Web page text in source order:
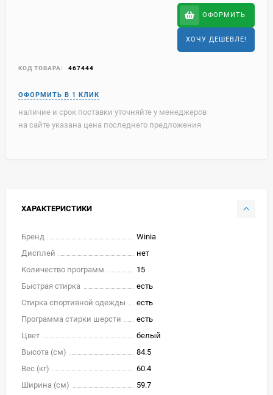
ОФОРМИТЬ
ХОЧУ ДЕШЕВЛЕ!
КОД ТОВАРА: 467444
наличие и срок поставки уточняйте у менеджеров
на сайте указана цена последнего предложения
ХАРАКТЕРИСТИКИ
Бренд
Winia
Дисплей
нет
Количество программ
15
Быстрая стирка
есть
Стирка спортивной одежды
есть
Программа стирки шерсти
есть
Цвет
белый
Высота (см)
84.5
Вес (кг)
60.4
Ширина (см)
59.7